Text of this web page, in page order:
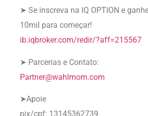
➤ Se inscreva na IQ OPTION e
10mil para começar!
ib.iqbroker.com/redir/?aff=215567
➤ Parcerias e Contato:
Partner@wahlmom.com
➤Apoie
pix/cpf: 13145362739